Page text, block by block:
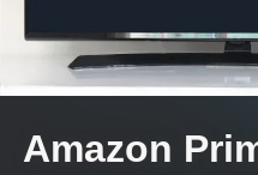
Amazon